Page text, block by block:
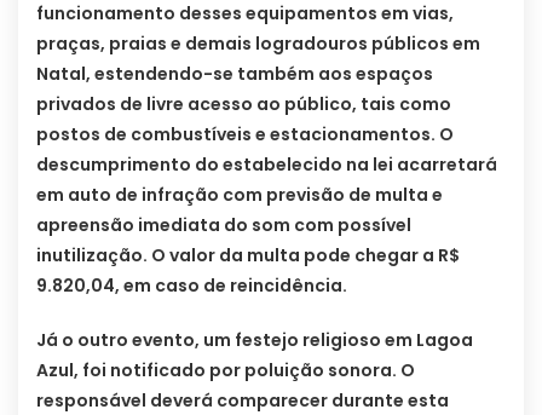
funcionamento desses equipamentos em vias,
praças, praias e demais logradouros públicos em
Natal, estendendo-se também aos espaços
privados de livre acesso ao público, tais como
postos de combustíveis e estacionamentos. O
descumprimento do estabelecido na lei acarretará
em auto de infração com previsão de multa e
apreensão imediata do som com possível
inutilização. O valor da multa pode chegar a R$
9.820,04, em caso de reincidência.
Já o outro evento, um festejo religioso em Lagoa
Azul, foi notificado por poluição sonora. O
responsável deverá comparecer durante esta